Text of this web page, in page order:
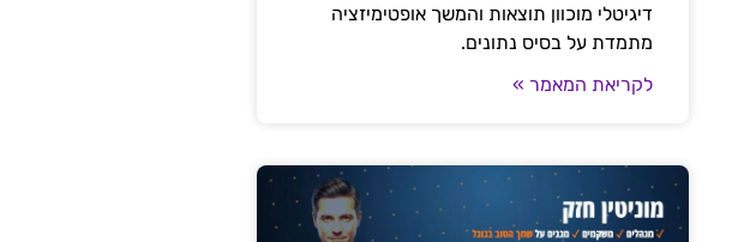
דיגיטלי מוכוון תוצאות והמשך אופטימיזציה
מתמדת על בסיס נתונים.
לקריאת המאמר »